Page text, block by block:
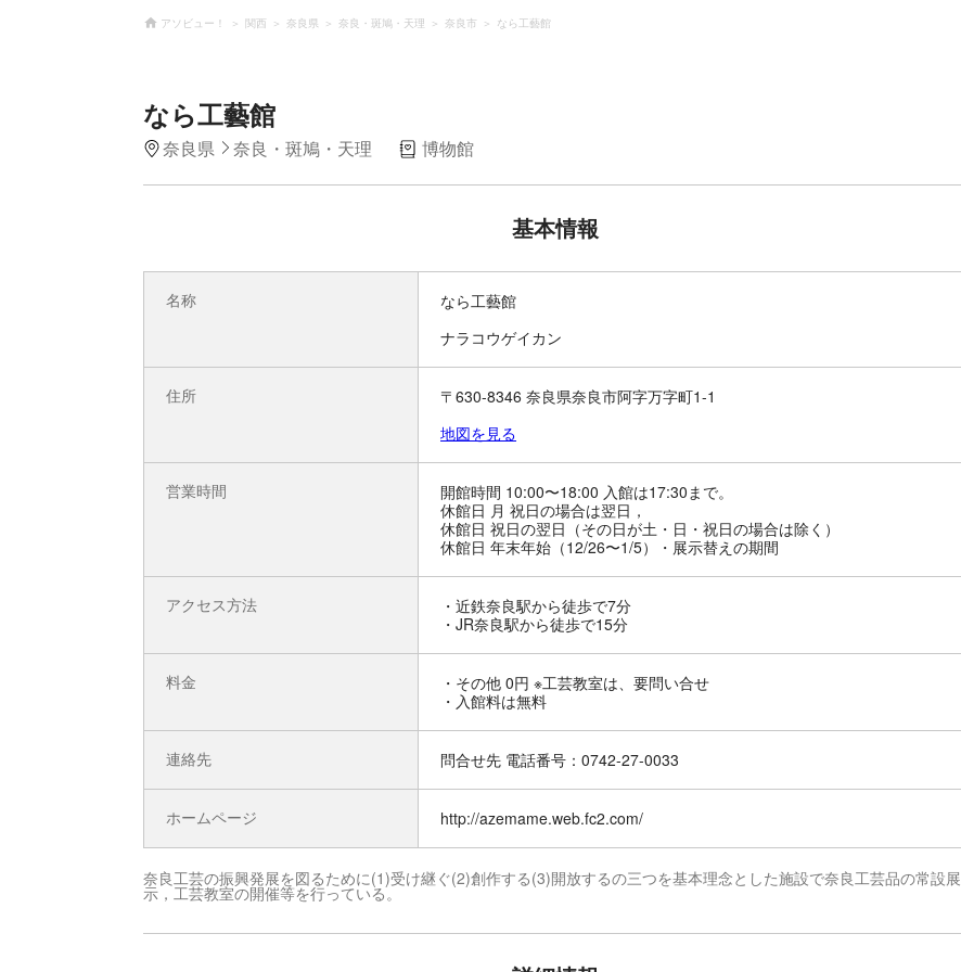
アソビュー！ 関西 奈良県 奈良・斑鳩・天理 奈良市 なら工藝館
なら工藝館
奈良県 奈良・斑鳩・天理 博物館
基本情報
名称
なら工藝館
ナラコウゲイカン
住所
〒630-8346 奈良県奈良市阿字万字町1-1
地図を見る
営業時間
開館時間 10:00〜18:00 入館は17:30まで。
休館日 月 祝日の場合は翌日，
休館日 祝日の翌日（その日が土・日・祝日の場合は除く）
休館日 年末年始（12/26〜1/5）・展示替えの期間
アクセス方法
・近鉄奈良駅から徒歩で7分
・JR奈良駅から徒歩で15分
料金
・その他 0円 ※工芸教室は、要問い合せ
・入館料は無料
連絡先 問合せ先 電話番号：0742-27-0033
ホームページ http://azemame.web.fc2.com/
奈良工芸の振興発展を図るために(1)受け継ぐ(2)創作する(3)開放するの三つを基本理念とした施設で奈良工芸品の常設展
示，工芸教室の開催等を行っている。